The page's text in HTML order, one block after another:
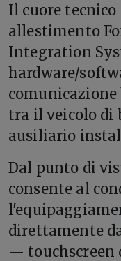
Il cuore tecnico
allestimento
Integration
hardware/
tra il veicolo di
ausiliario
Dal punto di
consente al
direttamente
— touchscreen